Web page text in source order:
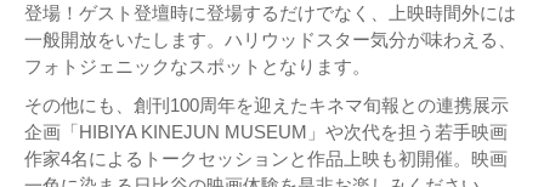
登場！ゲスト登壇時に登場するだけでなく、上映時間外には
一般開放をいたします。ハリウッドスター気分が味わえる、
フォトジェニックなスポットとなります。
その他にも、創刊100周年を迎えたキネマ旬報との連携展示
企画「HIBIYA KINEJUN MUSEUM」や次代を担う若手映画
作家4名によるトークセッションと作品上映も初開催。映画